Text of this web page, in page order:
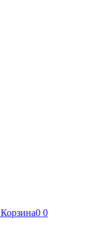
Корзина0 0